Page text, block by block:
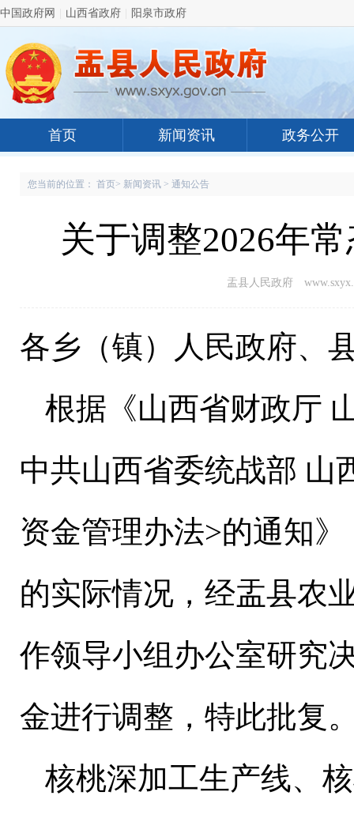
中国政府网 山西省政府 阳泉市政府
首页 新闻资讯 政务公开
您当前的位置： 首页> 新闻资讯 > 通知公告
关于调整2026年
盂县人民政府
各乡（镇）人民政府、
根据《山西省财政厅
中共山西省委统战部 山
资金管理办法>的通知
的实际情况，经盂县农
作领导小组办公室研究
金进行调整，特此批复
核桃深加工生产线、